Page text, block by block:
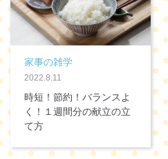
家事の雑学
2022.8.11
時短！節約！バランスよ
く！１週間分の献立の立
て方